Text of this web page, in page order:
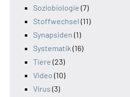
Soziobiologie (7)
Stoffwechsel (11)
Synapsiden (1)
Systematik (16)
Tiere (23)
Video (10)
Virus (3)